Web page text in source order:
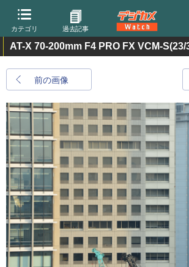
カテゴリ 過去記事
AT-X 70-200mm F4 PRO FX VCM-S(23/
前の画像